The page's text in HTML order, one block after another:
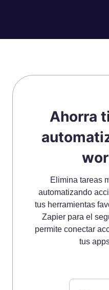
Ahorra
Elimina tareas
automatizando
tus herramientas
Zapier para el
permite conectar
tus